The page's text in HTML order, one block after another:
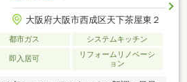
大阪府大阪市西成区天下茶屋東２
都市ガス システムキッチン
即入居可
リフォームリノベーシ
ョン